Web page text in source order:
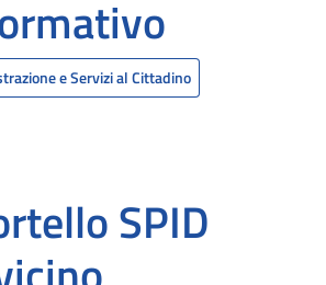
e Servizi al Cittadino
SPID